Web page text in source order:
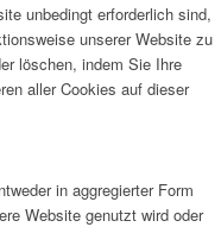
unbedingt erforderlich sind,
unserer Website zu
löschen, indem Sie Ihre
aller Cookies auf dieser
in aggregierter Form
Website genutzt wird oder